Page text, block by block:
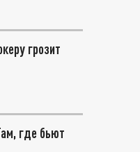
грозит
где бьют